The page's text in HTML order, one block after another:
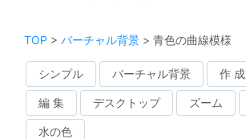
TOP > バーチャル背景 > 青色の曲線模様
シンプル バーチャル背景 作 成
編 集 デスクトップ ズーム
水の色